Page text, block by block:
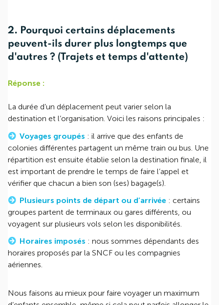
2. Pourquoi certains déplacements
peuvent-ils durer plus longtemps que
d'autres ? (Trajets et temps d'attente)
Réponse :
La durée d’un déplacement peut varier selon la
destination et l’organisation. Voici les raisons principales :
Voyages groupés : il arrive que des enfants de
colonies différentes partagent un même train ou bus. Une
répartition est ensuite établie selon la destination finale, il
est important de prendre le temps de faire l’appel et
vérifier que chacun a bien son (ses) bagage(s).
Plusieurs points de départ ou d’arrivée : certains
groupes partent de terminaux ou gares différents, ou
voyagent sur plusieurs vols selon les disponibilités.
Horaires imposés : nous sommes dépendants des
horaires proposés par la SNCF ou les compagnies
aériennes.
Nous faisons au mieux pour faire voyager un maximum